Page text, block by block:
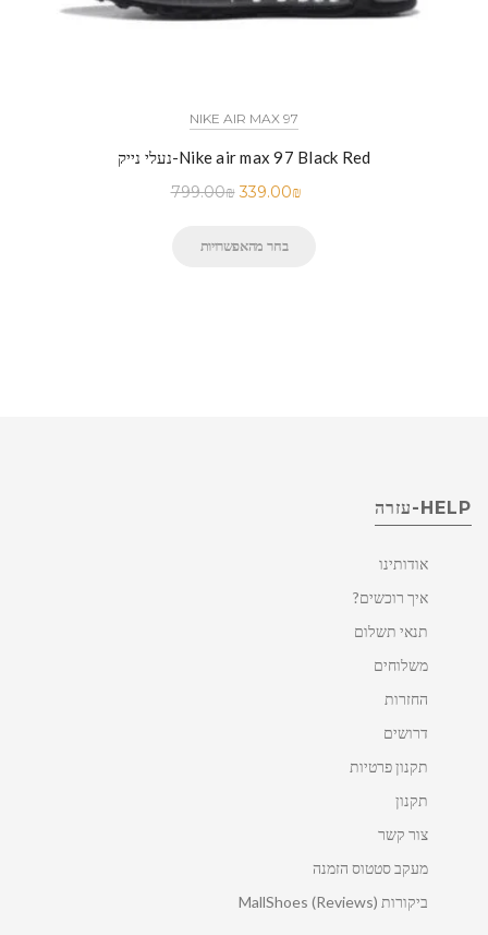
NIKE AIR MAX 97
נעלי נייק-Nike air max 97 Black Red
799.00₪ 339.00₪
בחר מהאפשרויות
HELP-עזרה
אודותינו
איך רוכשים?
תנאי תשלום
משלוחים
החזרות
דרושים
תקנון פרטיות
תקנון
צור קשר
מעקב סטטוס הזמנה
ביקורות MallShoes (Reviews)